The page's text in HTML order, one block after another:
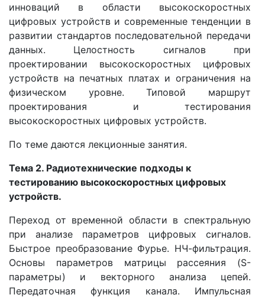
инноваций в области высокоскоростных
цифровых устройств и современные тенденции в
развитии стандартов последовательной передачи
данных. Целостность сигналов при
проектировании высокоскоростных цифровых
устройств на печатных платах и ограничения на
физическом уровне. Типовой маршрут
проектирования и тестирования
высокоскоростных цифровых устройств.
По теме даются лекционные занятия.
Тема 2. Радиотехнические подходы к
тестированию высокоскоростных цифровых
устройств.
Переход от временной области в спектральную
при анализе параметров цифровых сигналов.
Быстрое преобразование Фурье. НЧ-фильтрация.
Основы параметров матрицы рассеяния (S-
параметры) и векторного анализа цепей.
Передаточная функция канала. Импульсная